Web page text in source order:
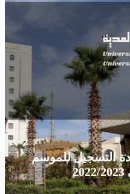
التسجيل للموسم